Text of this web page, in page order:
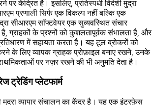
पर केंद्रित है। इसलिए, प्रतिस्पर्धी विदेशी मुद्रा
प्रणाली सिर्फ एक विकल्प नहीं बल्कि एक
सीआरएम सॉफ्टवेयर एक सुव्यवस्थित संचार
है, ग्राहकों के प्रश्नों को कुशलतापूर्वक संभालता है, और
में सहायता करता है। यह टूल ब्रोकरों को
के लिए व्यापक ग्राहक प्रोफ़ाइल बनाए रखने, उनके
पर नज़र रखने की भी अनुमति देता है।
ट्रेडिंग प्लेटफार्म
मुद्रा व्यापार संचालन का केंद्र है। यह एक इंटरफ़ेस